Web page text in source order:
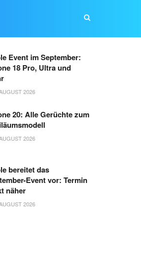
Event im September:
18 Pro, Ultra und
2026
20: Alle Gerüchte zum
2026
bereitet das
Event vor: Termin
näher
2026